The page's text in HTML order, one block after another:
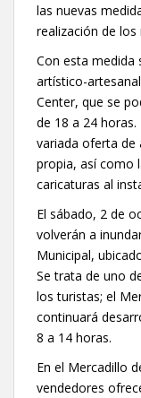
las nuevas
realización de los
Con esta medida
artístico-
Center, que se
de 18 a 24
variada oferta de
propia, así como
caricaturas al
El sábado, 2 de
volverán a
Municipal,
Se trata de uno
los turistas; el
continuará
8 a 14 horas.
En el Mercadillo
vendedores